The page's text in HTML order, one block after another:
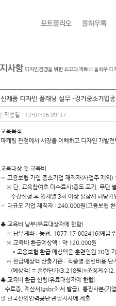
신제품 디자인 플래닝 실무 -경기중소기업
작성일 : 12-01-26 09:37
교육목적
마케팅 관점에서 시장을 이해하고 디자인 개발
교육대상 및 교육비
☞ 고용보험 가입 중소기업 재직자(사업주 제외)
※ 단, 교육참여후 미수료시(중도 포기, 무단
수강신청 후 업체별 3회 이상 불참시 해당기
☞ 대규모 기업 재직자 : 240,000원(고용보험
♣ 교육비 납부(유료대상자에 한함)
☞ 납부계좌 : 농협, 1077-17-002416(예금주
※ 교육비 환급예상액 : 약 120,000원
* 고용보험 환급 예상액은 훈련인원 20명 기
※ 환급예상액 산출기준 : 직종별 훈련비용 단
(예상액) = 훈련단가(3,218원)×조정계수
♣ 교육비 환급 신청(유료대상자에 한함)
수료증, 계산서(gsbc에서 발급), 통장사본(기
할 한국산업인력공단 관할지사에 제출